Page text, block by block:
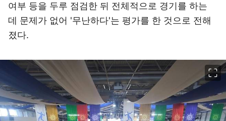
여부 등을 두루 점검한 뒤 전체적으로 경기를 하는
데 문제가 없어 '무난하다'는 평가를 한 것으로 전해
졌다.